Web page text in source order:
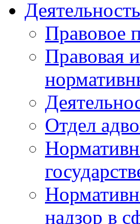
Деятельность
Правовое
Правовая
Отдел
надзор в